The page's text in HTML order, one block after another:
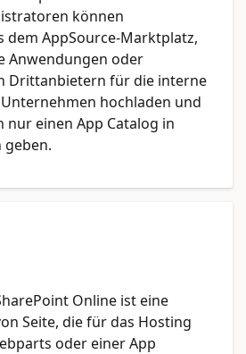
können
dem AppSource-Marktplatz,
Anwendungen oder
Drittanbietern für die interne
hochladen und
nur einen App Catalog in
Online ist eine
Seite, die für das Hosting
oder einer App